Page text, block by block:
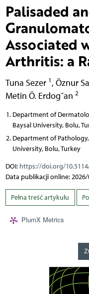
Palisaded
Associated
Arthritis: a
Tuna Sezer 1 , Öznur
Metin Ö. Erdog˘an 2
Department of
Baysal University, Bolu,
Department of
University, Bolu, Turkey
DOI: https://doi.org/
Data publikacji online:
Pełna treść artykułu
PlumX Metrics